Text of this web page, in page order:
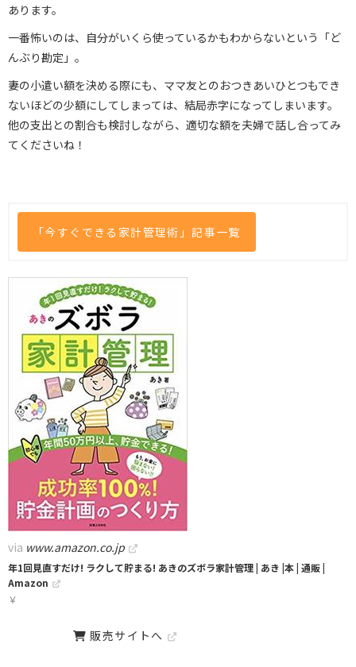
あります。
一番怖いのは、自分がいくら使っているかもわからないという「ど
んぶり勘定」。
妻の小遣い額を決める際にも、ママ友とのおつきあいひとつもでき
ないほどの少額にしてしまっては、結局赤字になってしまいます。
他の支出との割合も検討しながら、適切な額を夫婦で話し合ってみ
てくださいね！
「今すぐできる家計管理術」記事一覧
via www.amazon.co.jp
年1回見直すだけ! ラクして貯まる! あきのズボラ家計管理 | あき |本 | 通販 |
Amazon
￥
販売サイトへ